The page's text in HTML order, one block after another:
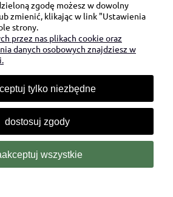
SIĘ Z NAMI:
happygifts.com
690 172 872
pt 9:00 - 15:30)
zgodę możesz w dowolny
zmienić, klikając w link "Ustawienia
strony.
przez nas plikach cookie oraz
danych osobowych znajdziesz w
tylko niezbędne
dostosuj zgody
wszystkie